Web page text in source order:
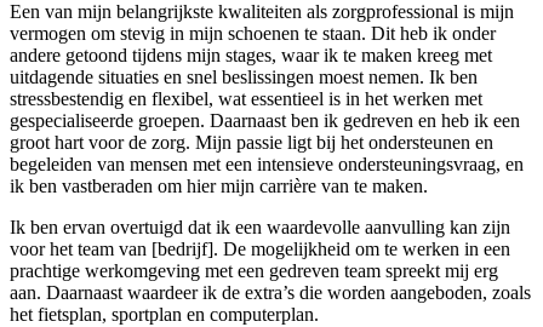
Een van mijn belangrijkste kwaliteiten als zorgprofessional is mijn
vermogen om stevig in mijn schoenen te staan. Dit heb ik onder
andere getoond tijdens mijn stages, waar ik te maken kreeg met
uitdagende situaties en snel beslissingen moest nemen. Ik ben
stressbestendig en flexibel, wat essentieel is in het werken met
gespecialiseerde groepen. Daarnaast ben ik gedreven en heb ik een
groot hart voor de zorg. Mijn passie ligt bij het ondersteunen en
begeleiden van mensen met een intensieve ondersteuningsvraag, en
ik ben vastberaden om hier mijn carrière van te maken.
Ik ben ervan overtuigd dat ik een waardevolle aanvulling kan zijn
voor het team van [bedrijf]. De mogelijkheid om te werken in een
prachtige werkomgeving met een gedreven team spreekt mij erg
aan. Daarnaast waardeer ik de extra’s die worden aangeboden, zoals
het fietsplan, sportplan en computerplan.